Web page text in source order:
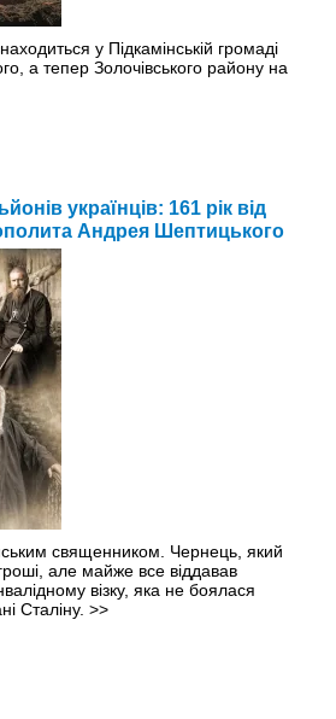
у Підкамінській громаді
а тепер Золочівського району на
українців: 161 рік від
Андрея Шептицького
священником. Чернець, який
але майже все віддавав
візку, яка не боялася
Сталіну. >>